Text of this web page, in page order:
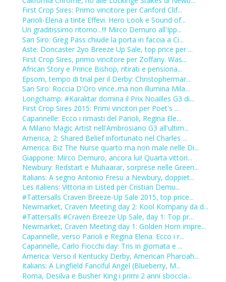
First Crop Sires: Primo vincitore per Canford Clif...
Parioli-Elena a tinte Effevi. Hero Look e Sound of...
Un graditissimo ritorno...!!! Mirco Demuro all'Ipp...
San Siro: Greg Pass chiude la porta in faccia a Ci...
Aste: Doncaster 2yo Breeze Up Sale, top price per ...
First Crop Sires, primo vincitore per Zoffany. Was...
African Story e Prince Bishop, ritirati e pensiona...
Epsom, tempo di trial per il Derby: Christophermar...
San Siro: Roccia D'Oro vince..ma non illumina Mila...
Longchamp: #Karaktar domina il Prix Noailles G3 di...
First Crop Sires 2015: Primi vincitori per Poet's ...
Capannelle: Ecco i rimasti del Parioli, Regina Ele...
A Milano Magic Artist nell'Ambrosiano G3 all'ultim...
America, 2: Shared Belief infortunato nel Charles ...
America: Biz The Nurse quarto ma non male nelle Di...
Giappone: Mirco Demuro, ancora lui! Quarta vittori...
Newbury: Redstart e Muhaarar, sorprese nelle Green...
Italians: A segno Antonio Fresu a Newbury, doppiet...
Les italiens: Vittoria in Listed per Cristian Demu...
#Tattersalls Craven Breeze-Up Sale 2015, top price...
Newmarket, Craven Meeting day 2: Kool Kompany da d...
#Tattersalls #Craven Breeze Up Sale, day 1: Top pr...
Newmarket, Craven Meeting day 1: Golden Horn impre...
Capannelle, verso Parioli e Regina Elena. Ecco i r...
Capannelle, Carlo Fiocchi day: Tris in giornata e ...
America: Verso il Kentucky Derby, American Pharoah...
Italians: A Lingfield Fanciful Angel (Blueberry, M...
Roma, Desilva e Busher King i primi 2 anni sboccia...